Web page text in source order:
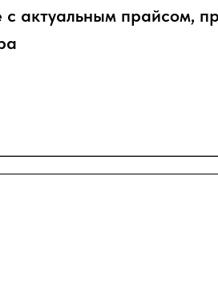
актуальным прайсом,